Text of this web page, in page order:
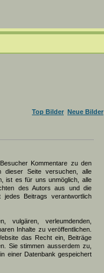
Top Bilder Neue Bilder
Kommentare zu den
dieser Seite versuchen, alle
ist es für uns unmöglich, alle
des Autors aus und die
Beitrags verantwortlich
vulgären, verleumdenden,
Inhalte zu veröffentlichen.
das Recht ein, Beiträge
Sie stimmen ausserdem zu,
einer Datenbank gespeichert